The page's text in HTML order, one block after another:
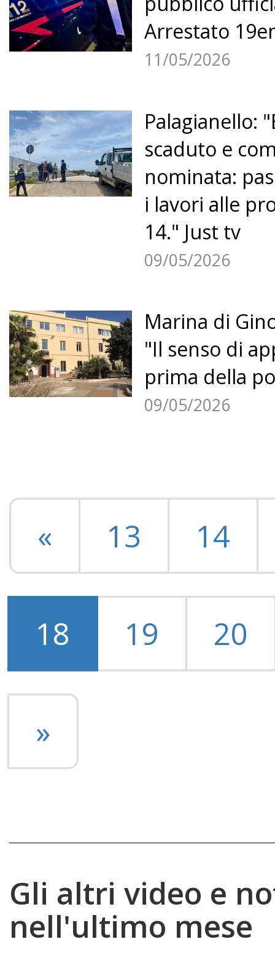
Arrestato
11/05/2026
Palagianello:
scaduto e
nominata:
i lavori alle
14." Just tv
09/05/2026
Marina di
"Il senso di
prima della
09/05/2026
Gli altri video e
nell'ultimo mese